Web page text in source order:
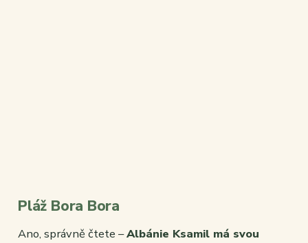
Pláž Bora Bora
Ano, správně čtete –Albánie Ksamil má svou